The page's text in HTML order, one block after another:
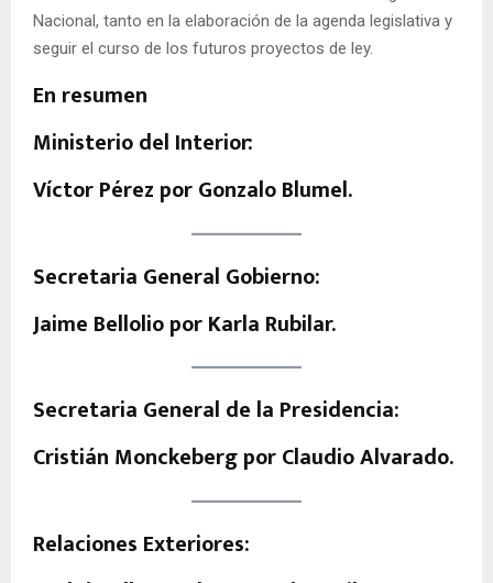
Nacional, tanto en la elaboración de la agenda legislativa y
seguir el curso de los futuros proyectos de ley.
En resumen
Ministerio del Interior:
Víctor Pérez por Gonzalo Blumel.
Secretaria General Gobierno:
Jaime Bellolio por Karla Rubilar.
Secretaria General de la Presidencia:
Cristián Monckeberg por Claudio Alvarado.
Relaciones Exteriores: